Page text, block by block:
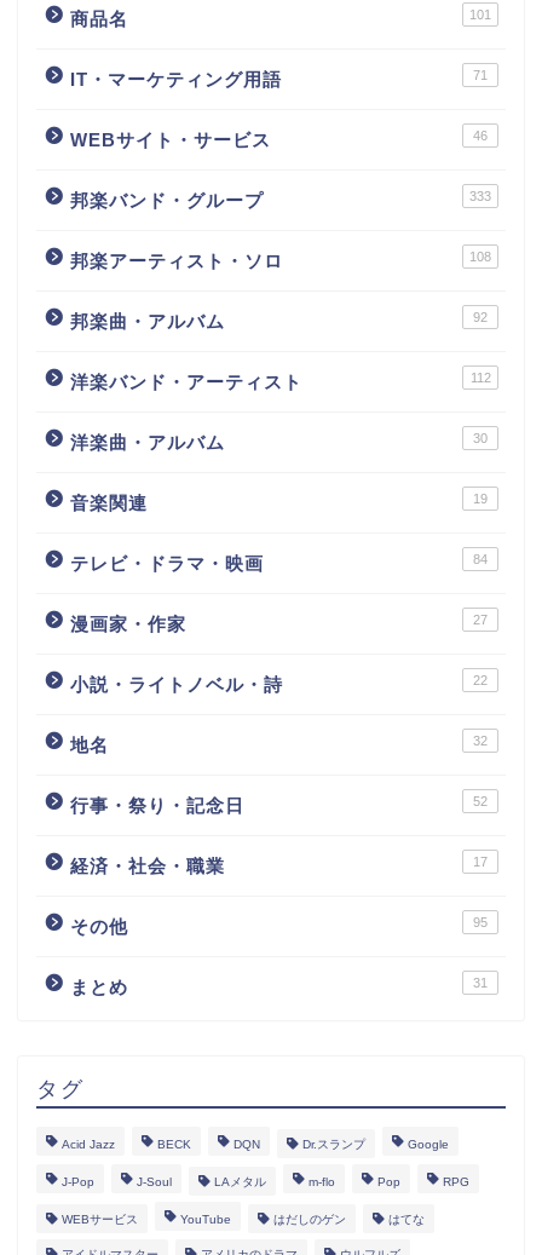
商品名 101
IT・マーケティング用語 71
WEBサイト・サービス 46
邦楽バンド・グループ 333
邦楽アーティスト・ソロ 108
邦楽曲・アルバム 92
洋楽バンド・アーティスト 112
洋楽曲・アルバム 30
音楽関連 19
テレビ・ドラマ・映画 84
漫画家・作家 27
小説・ライトノベル・詩 22
地名 32
行事・祭り・記念日 52
経済・社会・職業 17
その他 95
まとめ 31
タグ
Acid Jazz BECK DQN Dr.スランプ Google
J-Pop J-Soul LAメタル m-flo Pop RPG
WEBサービス YouTube はだしのゲン はてな